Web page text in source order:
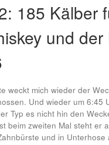
185 Kälber
und der
weckt mich wieder der
Und wieder um 6:45
Typ es nicht hin den
beim zweiten Mal steht er
und in Unterhose